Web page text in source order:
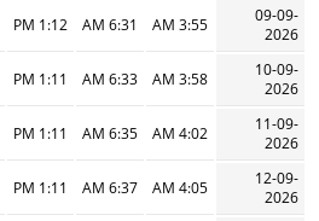
09-09-
2026
3:55 AM
6:31 AM
1:12 PM
10-09-
2026
3:58 AM
6:33 AM
1:11 PM
11-09-
2026
4:02 AM
6:35 AM
1:11 PM
12-09-
2026
4:05 AM
6:37 AM
1:11 PM